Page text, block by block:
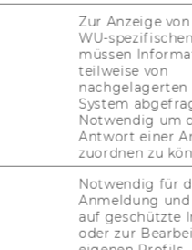
über­prüft, in­wie­weit
der
be­kom­men haben,
20. Jahr­hun­derts
die
Wi­der­ruf von
für einen
zu er­ar­bei­ten.
Zur Anzeige
WU-
müssen
teilweise von
nachgelagerten
System
Notwendig um
Antwort einer
zuordnen zu
Notwendig für
Anmeldung
auf geschützte
oder zur